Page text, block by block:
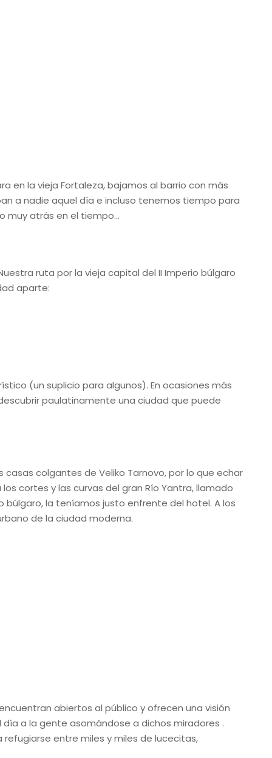
en la vieja Fortaleza, bajamos al barrio con más
a nadie aquel día e incluso tenemos tiempo para
muy atrás en el tiempo…
ruta por la vieja capital del II Imperio búlgaro
aparte:
(un suplicio para algunos). En ocasiones más
paulatinamente una ciudad que puede
colgantes de Veliko Tarnovo, por lo que echar
cortes y las curvas del gran Río Yantra, llamado
búlgaro, la teníamos justo enfrente del hotel. A los
de la ciudad moderna.
abiertos al público y ofrecen una visión
a la gente asomándose a dichos miradores .
entre miles y miles de lucecitas,